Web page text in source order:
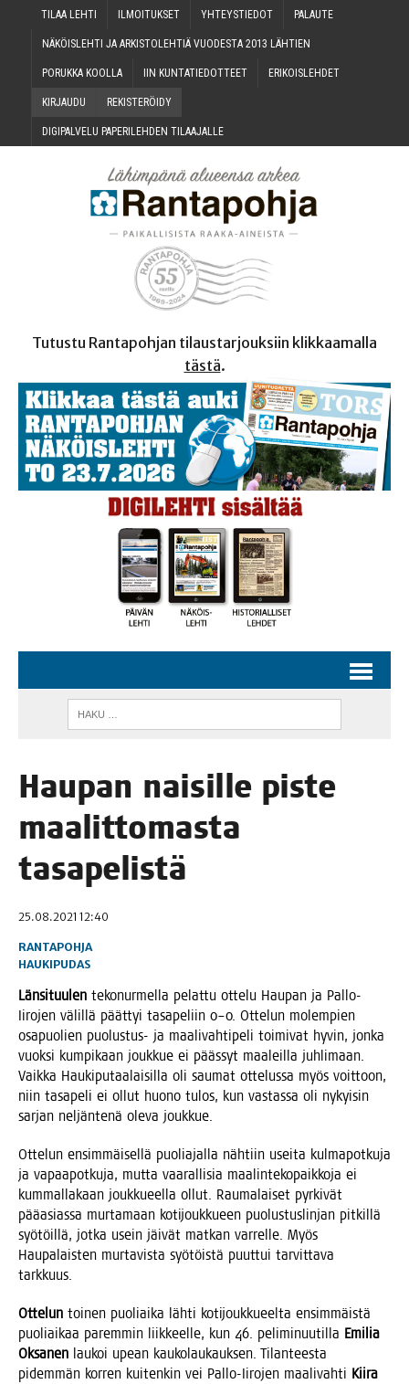
TILAA LEH­TI ILMOI­TUK­SET YHTEYS­TIE­DOT PALAU­TE
NÄKÖIS­LEH­TI JA ARKIS­TO­LEH­TIÄ VUO­DES­TA 2013 LÄHTIEN
PORUK­KA KOOLLA IIN KUN­TA­TIE­DOT­TEET ERI­KOIS­LEH­DET
KIR­JAU­DU REKIS­TE­RÖI­DY
DIGI­PAL­VE­LU PAPE­RI­LEH­DEN TILAAJALLE
Tutustu Rantapohjan tilaustarjouksiin klikkaamalla
tästä.
Hau­pan nai­sil­le pis­te
maa­lit­to­mas­ta
tasapelistä
25.08.2021 12:40
RANTAPOHJA
HAUKIPUDAS
Län­si­tuu­len teko­nur­mel­la pelat­tu otte­lu Hau­pan ja Pal­lo-
Iiro­jen välil­lä päät­tyi tasa­pe­liin 0–0. Otte­lun molem­pien
osa­puo­lien puo­lus­tus- ja maa­li­vah­ti­pe­li toi­mi­vat hyvin, jon­ka
vuok­si kum­pi­kaan jouk­kue ei pääs­syt maa­leil­la juh­li­maan.
Vaik­ka Hau­ki­pu­taa­lai­sil­la oli sau­mat otte­lus­sa myös voit­toon,
niin tasa­pe­li ei ollut huo­no tulos, kun vas­tas­sa oli nykyi­sin
sar­jan nel­jän­te­nä ole­va joukkue.
Otte­lun ensim­mäi­sel­lä puo­lia­jal­la näh­tiin usei­ta kul­ma­pot­ku­ja
ja vapaa­pot­ku­ja, mut­ta vaa­ral­li­sia maa­lin­te­ko­paik­ko­ja ei
kum­mal­la­kaan jouk­ku­eel­la ollut. Rau­ma­lai­set pyr­ki­vät
pää­asias­sa mur­ta­maan koti­jouk­ku­een puo­lus­tus­lin­jan pit­kil­lä
syö­töil­lä, jot­ka usein jäi­vät mat­kan var­rel­le. Myös
Hau­pa­lais­ten mur­ta­vis­ta syö­töis­tä puut­tui tar­vit­ta­va
tarkkuus.
Otte­lun toi­nen puo­liai­ka läh­ti koti­jouk­ku­eel­ta ensim­mäis­tä
puo­liai­kaa parem­min liik­keel­le, kun 46. peli­mi­nuu­til­la Emi­lia
Oksa­nen lau­koi upean kau­ko­lau­kauk­sen. Tilan­tees­ta
pidem­män kor­ren kui­ten­kin vei Pal­lo-Iiro­jen maa­li­vah­ti Kii­ra